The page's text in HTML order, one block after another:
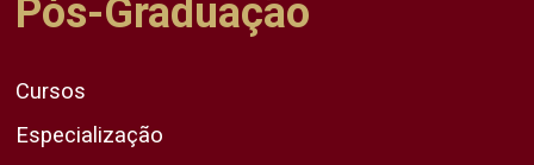
Pós-Graduação
Cursos
Especialização